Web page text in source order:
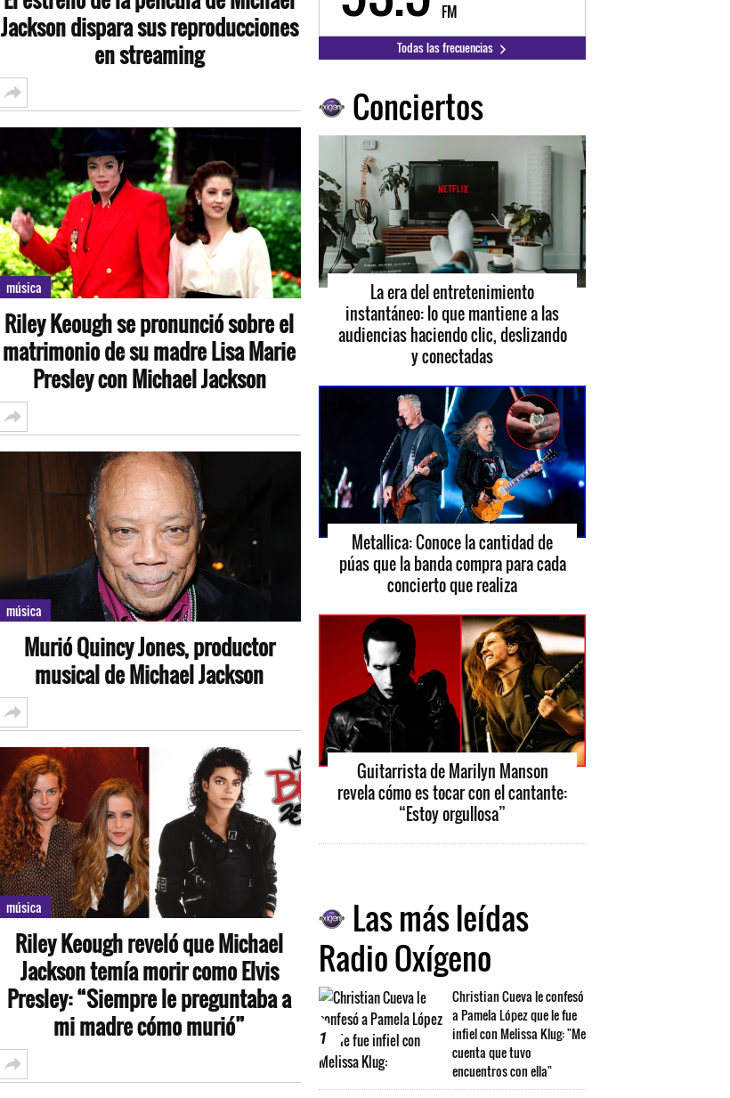
Jackson dispara sus reproducciones
en streaming
música
Riley Keough se pronunció sobre el
matrimonio de su madre Lisa Marie
Presley con Michael Jackson
música
Murió Quincy Jones, productor
musical de Michael Jackson
música
Riley Keough reveló que Michael
Jackson temía morir como Elvis
Presley: “Siempre le preguntaba a
mi madre cómo murió”
FM FM
Todas las frecuencias
Conciertos
La era del entretenimiento
instantáneo: lo que mantiene a las
audiencias haciendo clic, deslizando
y conectadas
Metallica: Conoce la cantidad de
púas que la banda compra para cada
concierto que realiza
Guitarrista de Marilyn Manson
revela cómo es tocar con el cantante:
“Estoy orgullosa”
Las más leídas
Radio Oxígeno
1
Christian Cueva le confesó
a Pamela López que le fue
infiel con Melissa Klug: "Me
cuenta que tuvo
encuentros con ella"